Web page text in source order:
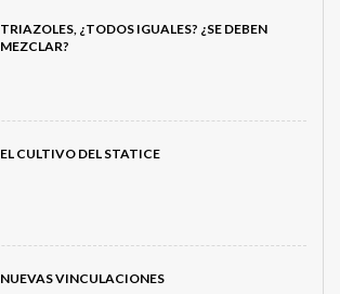
TRIAZOLES, ¿TODOS IGUALES? ¿SE DEBEN
MEZCLAR?
EL CULTIVO DEL STATICE
NUEVAS VINCULACIONES